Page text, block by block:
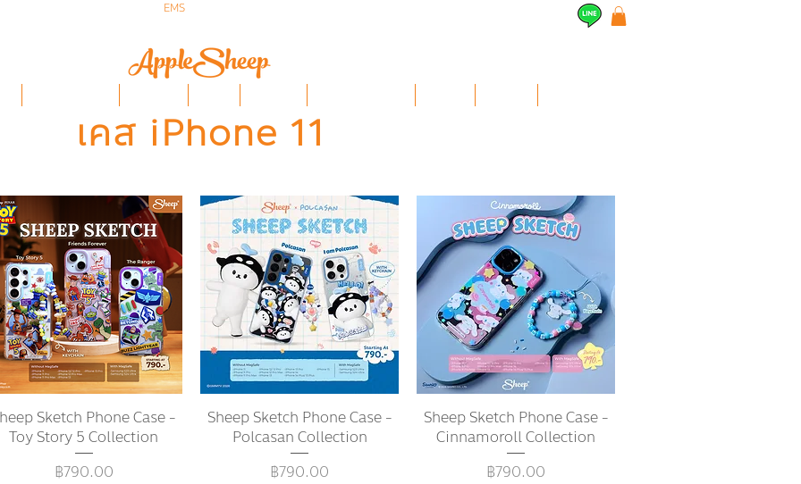
EMS
เคส iPhone 11
ดูข้อมูลด่วน
Sketch Phone Case -
Toy Story 5 Collection
ราคา
฿790.00
ดูข้อมูลด่วน
Sheep Sketch Phone Case -
Polcasan Collection
ราคา
฿790.00
ดูข้อมูลด่วน
Sheep Sketch Phone Case -
Cinnamoroll Collection
ราคา
฿790.00